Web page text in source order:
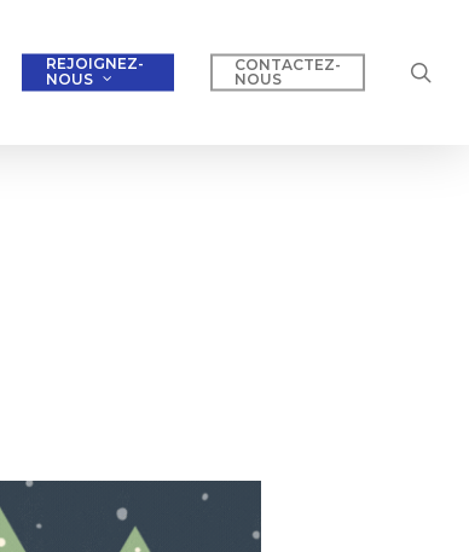
REJOIGNEZ-
NOUS
CONTACTEZ-
NOUS